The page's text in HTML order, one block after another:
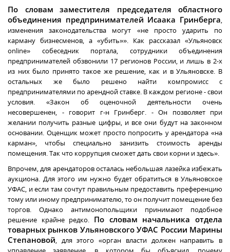
По словам
заместителя председателя областного
объединения предпринимателей Исаака Гринберга,
изменения законодательства могут «не просто ударить по
карману бизнесменов, а «убить»». Как рассказал «Ульяновск
online» собеседник портала, сотрудники объединения
предпринимателей обзвонили 17 регионов России, и лишь в 2-х
из них было принято такое же решение, как и в Ульяновске. В
остальных же было решено найти компромисс с
предпринимателями по арендной ставке. В каждом регионе - свои
условия. «Закон об оценочной деятельности очень
несовершенен, - говорит г-н Гринберг. - Он позволяет при
желании получить разные цифры, и все они будут на законном
основании. Оценщик может просто попросить у арендатора «на
карман», чтобы специально занизить стоимость аренды
помещения. Так что коррупция сможет дать свои корни и здесь».
Впрочем, для арендаторов осталась небольшая лазейка избежать
аукциона. Для этого им нужно будет обратиться в Ульяновское
УФАС, и если там сочтут правильным предоставить преференцию
тому или иному предпринимателю, то он получит помещение без
торгов. Однако антимонопольщики принимают подобное
решение крайне редко. По словам начальника отдела
товарных рынков Ульяновского УФАС России Марины
Степановой, для этого «орган власти должен направить в